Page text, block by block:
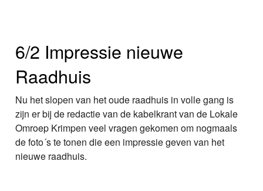
6/2 Impressie nieuwe
Raadhuis
Nu het slopen van het oude raadhuis in volle gang is
zijn er bij de redactie van de kabelkrant van de Lokale
Omroep Krimpen veel vragen gekomen om nogmaals
de foto´s te tonen die een impressie geven van het
nieuwe raadhuis.